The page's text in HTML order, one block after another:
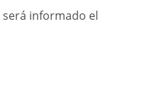
será informado el